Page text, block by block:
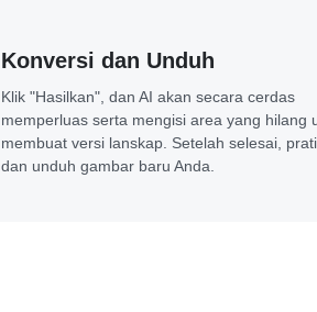
Konversi dan Unduh
Klik "Hasilkan", dan AI akan secara cerdas
memperluas serta mengisi area yang hilang
membuat versi lanskap. Setelah selesai,
dan unduh gambar baru Anda.